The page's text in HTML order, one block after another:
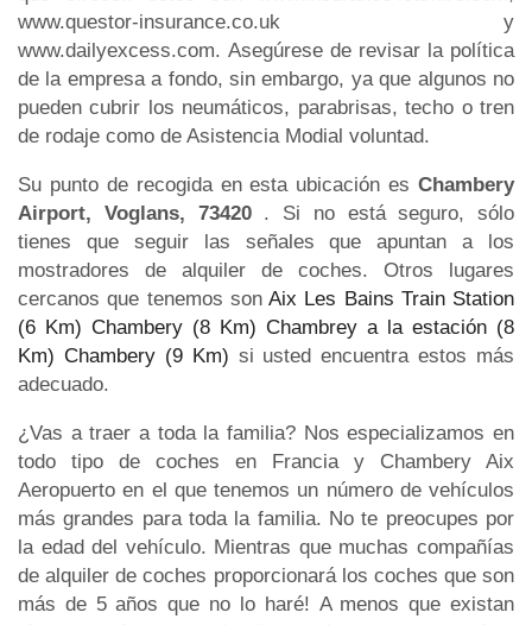
www.questor-insurance.co.uk y
www.dailyexcess.com. Asegúrese de revisar la política
de la empresa a fondo, sin embargo, ya que algunos no
pueden cubrir los neumáticos, parabrisas, techo o tren
de rodaje como de Asistencia Modial voluntad.
Su punto de recogida en esta ubicación es Chambery
Airport, Voglans, 73420 . Si no está seguro, sólo
tienes que seguir las señales que apuntan a los
mostradores de alquiler de coches. Otros lugares
cercanos que tenemos son Aix Les Bains Train Station
(6 Km) Chambery (8 Km) Chambrey a la estación (8
Km) Chambery (9 Km) si usted encuentra estos más
adecuado.
¿Vas a traer a toda la familia? Nos especializamos en
todo tipo de coches en Francia y Chambery Aix
Aeropuerto en el que tenemos un número de vehículos
más grandes para toda la familia. No te preocupes por
la edad del vehículo. Mientras que muchas compañías
de alquiler de coches proporcionará los coches que son
más de 5 años que no lo haré! A menos que existan